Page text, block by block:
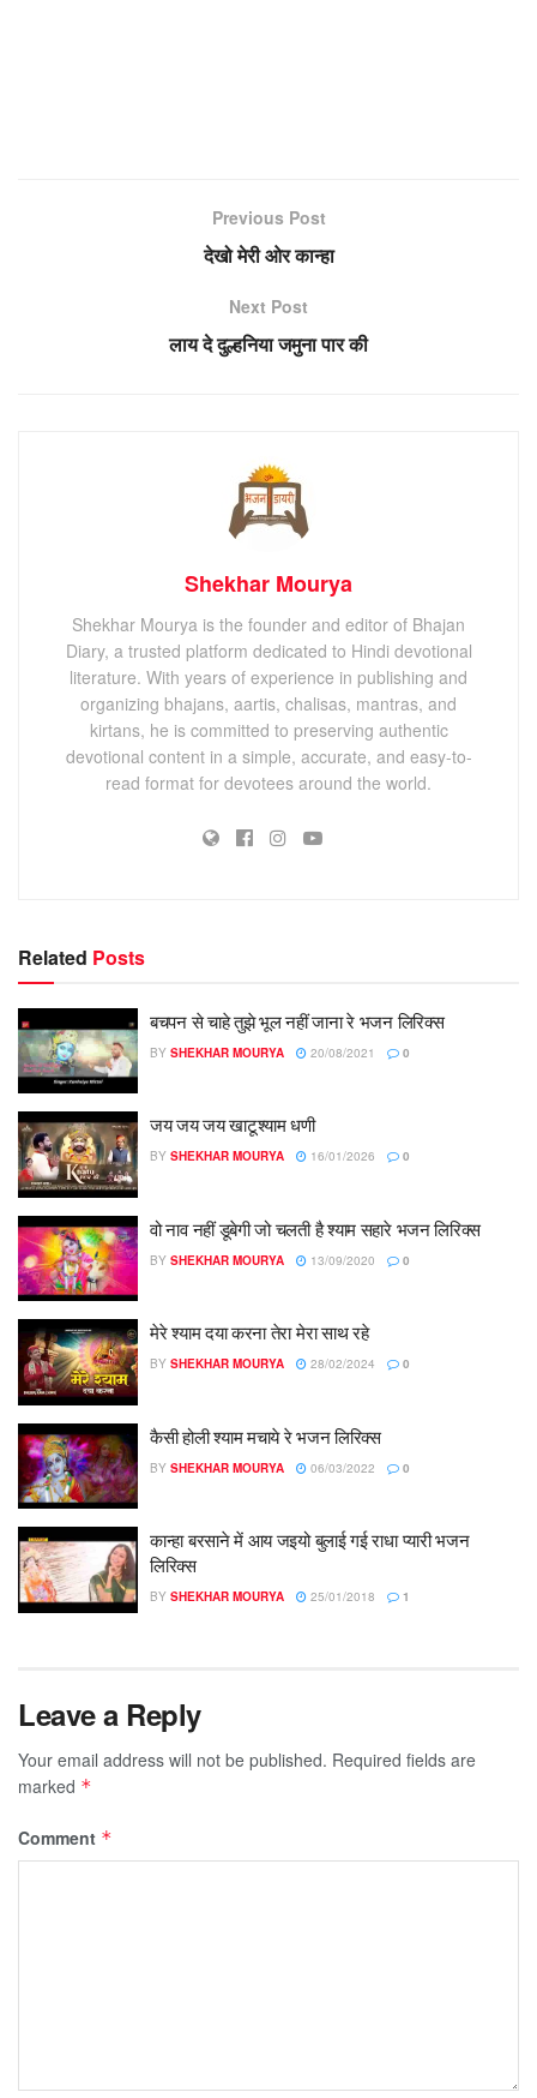
Previous Post
देखो मेरी ओर कान्हा
Next Post
लाय दे दुल्हनिया जमुना पार की
Shekhar Mourya
Shekhar Mourya is the founder and editor of Bhajan
Diary, a trusted platform dedicated to Hindi devotional
literature. With years of experience in publishing and
organizing bhajans, aartis, chalisas, mantras, and
kirtans, he is committed to preserving authentic
devotional content in a simple, accurate, and easy-to-
read format for devotees around the world.
Related Posts
बचपन से चाहे तुझे भूल नहीं जाना रे भजन लिरिक्स
BY SHEKHAR MOURYA 20/08/2021 0
जय जय जय खाटूश्याम धणी
BY SHEKHAR MOURYA 16/01/2026 0
वो नाव नहीं डूबेगी जो चलती है श्याम सहारे भजन लिरिक्स
BY SHEKHAR MOURYA 13/09/2020 0
मेरे श्याम दया करना तेरा मेरा साथ रहे
BY SHEKHAR MOURYA 28/02/2024 0
कैसी होली श्याम मचाये रे भजन लिरिक्स
BY SHEKHAR MOURYA 06/03/2022 0
कान्हा बरसाने में आय जइयो बुलाई गई राधा प्यारी भजन
लिरिक्स
BY SHEKHAR MOURYA 25/01/2018 1
Leave a Reply
Your email address will not be published. Required fields are
marked *
Comment *